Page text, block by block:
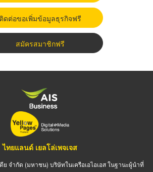
ติดต่อขอเพิ่มข้อมูลธุรกิจฟรี
สมัครสมาชิกฟรี
ไทยแลนด์ เยลโล่เพจเจส
ย จำกัด (มหาชน) บริษัทในเครือเอไอเอส ในฐานะผู้นำที่